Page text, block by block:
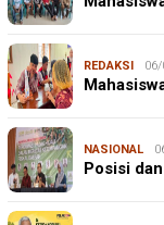
REDAKSI
NASIONAL
Posisi